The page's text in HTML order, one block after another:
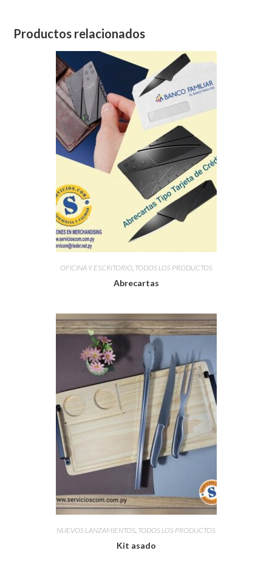
Productos relacionados
OFICINA Y ESCRITORIO, TODOS LOS PRODUCTOS
Abrecartas
NUEVOS LANZAMIENTOS TODOS LOS PRODUCTOS
Kit asado